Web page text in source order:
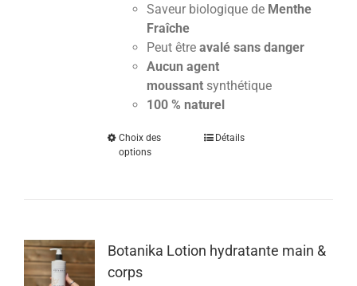
Saveur biologique de Menthe
Fraîche
Peut être avalé sans danger
Aucun agent
moussant synthétique
100 % naturel
Choix des
options
Détails
Botanika Lotion hydratante main &
corps